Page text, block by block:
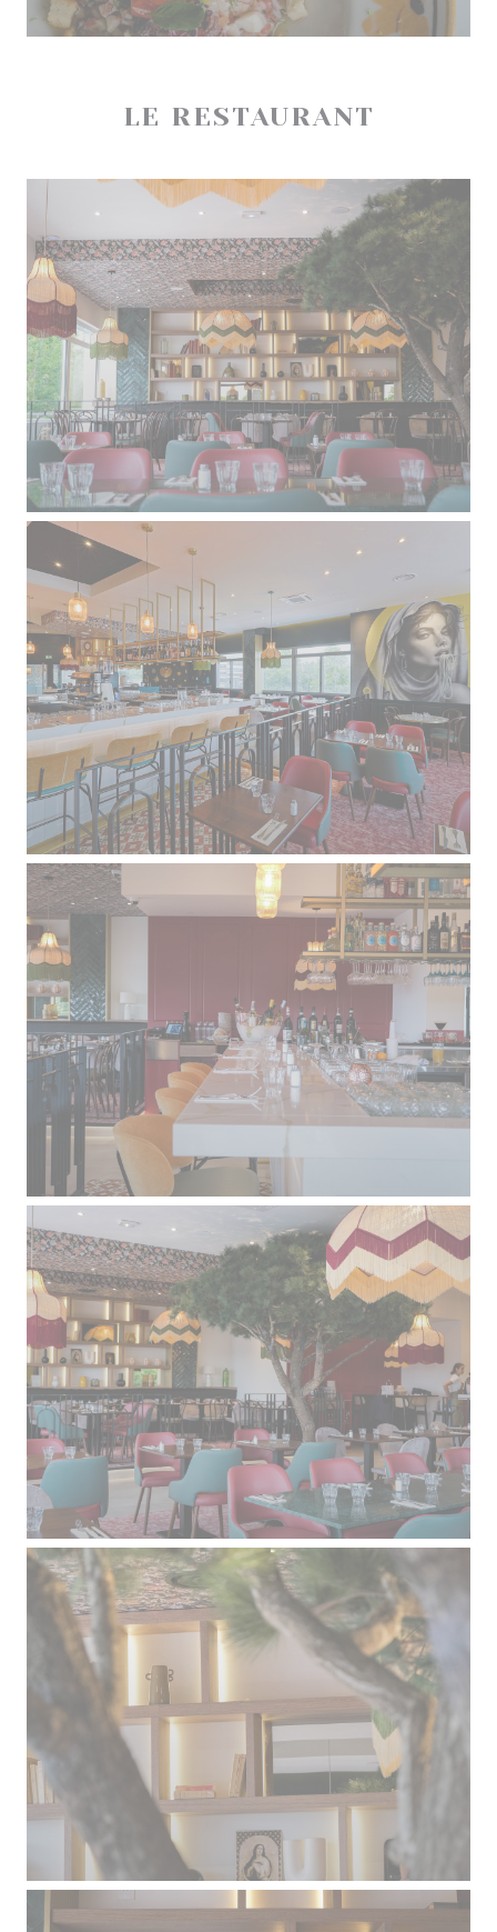
LE RESTAURANT